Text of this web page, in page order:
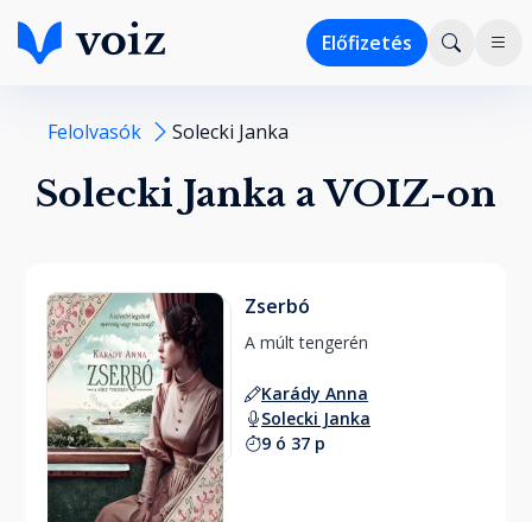
Előfizetés
Felolvasók Solecki Janka
Solecki Janka a VOIZ-on
Zserbó
Karády Anna
Solecki Janka
9 ó 37 p